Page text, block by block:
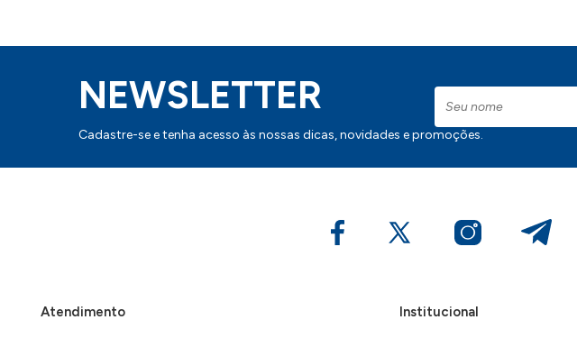
NEWSLETTER
Cadastre-se e tenha acesso às nossas dicas, novidades e promoções.
Atendimento Institucional